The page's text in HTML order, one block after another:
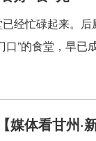
经忙碌起来。
口”的食堂，早已
【媒体看甘州